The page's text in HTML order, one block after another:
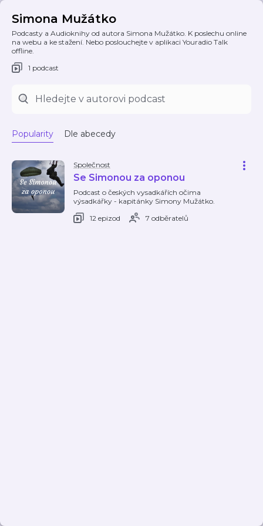
Simona Mužátko
Podcasty a Audioknihy od autora Simona Mužátko. K poslechu online
na webu a ke stažení. Nebo poslouchejte v aplikaci Youradio Talk
offline.
1 podcast
Popularity Dle abecedy
Společnost
Se Simonou za oponou
Podcast o českých vysadkářích očima
výsadkářky - kapitánky Simony Mužátko.
12 epizod
7 odběratelů